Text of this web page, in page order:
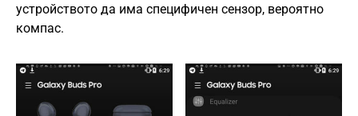
устройството да има специфичен сензор, вероятно
компас.